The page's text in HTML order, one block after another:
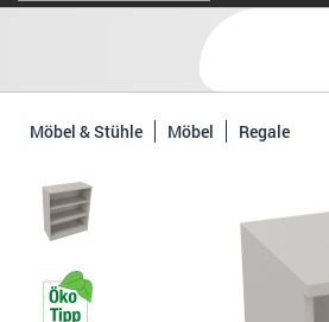
Möbel & Stühle Möbel Regale